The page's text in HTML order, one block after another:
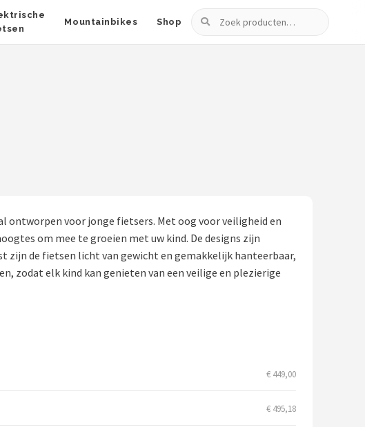
Mountainbikes Shop
Zoeken
ontworpen voor jonge fietsers. Met oog voor veiligheid en
om mee te groeien met uw kind. De designs zijn
zijn de fietsen licht van gewicht en gemakkelijk hanteerbaar,
zodat elk kind kan genieten van een veilige en plezierige
€ 449,00
€ 495,18